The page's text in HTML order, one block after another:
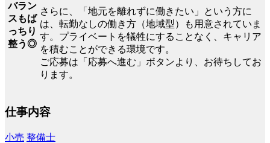
バラン
スもば
っちり
整う◎
さらに、「地元を離れずに働きたい」という方に
は、転勤なしの働き方（地域型）も用意されていま
す。プライベートを犠牲にすることなく、キャリア
を積むことができる環境です。
ご応募は「応募へ進む」ボタンより、お待ちしてお
ります。
仕事内容
小売 整備士